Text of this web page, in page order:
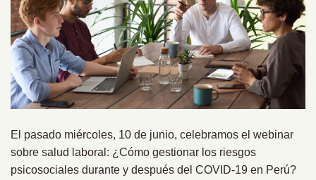
El pasado miércoles, 10 de junio, celebramos el webinar
sobre salud laboral: ¿Cómo gestionar los riesgos
psicosociales durante y después del COVID-19 en Perú?